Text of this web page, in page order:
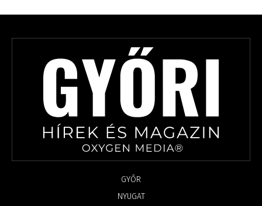
GYŐR
NYUGAT